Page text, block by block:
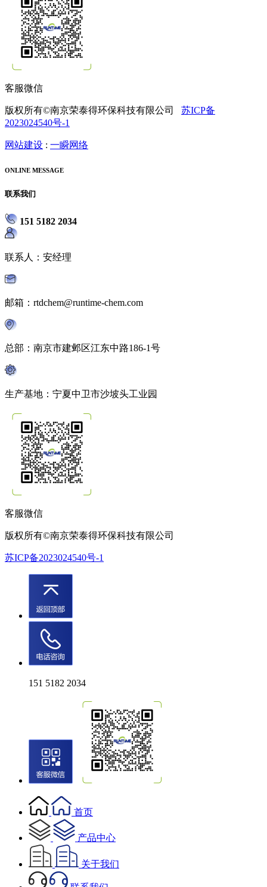
客服微信
版权所有©南京荣泰得环保科技有限公司 苏ICP备
2023024540号-1
网站建设 : 一瞬网络
ONLINE MESSAGE
联系我们
151 5182 2034
联系人：安经理
邮箱：rtdchem@runtime-chem.com
总部：南京市建邺区江东中路186-1号
生产基地：宁夏中卫市沙坡头工业园
客服微信
版权所有©南京荣泰得环保科技有限公司
苏ICP备2023024540号-1
151 5182 2034
首页
产品中心
关于我们